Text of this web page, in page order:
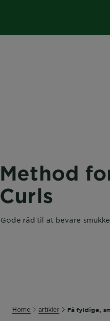
Method
Curls
Gode råd til at bevare
Home artikler Få fyldige,